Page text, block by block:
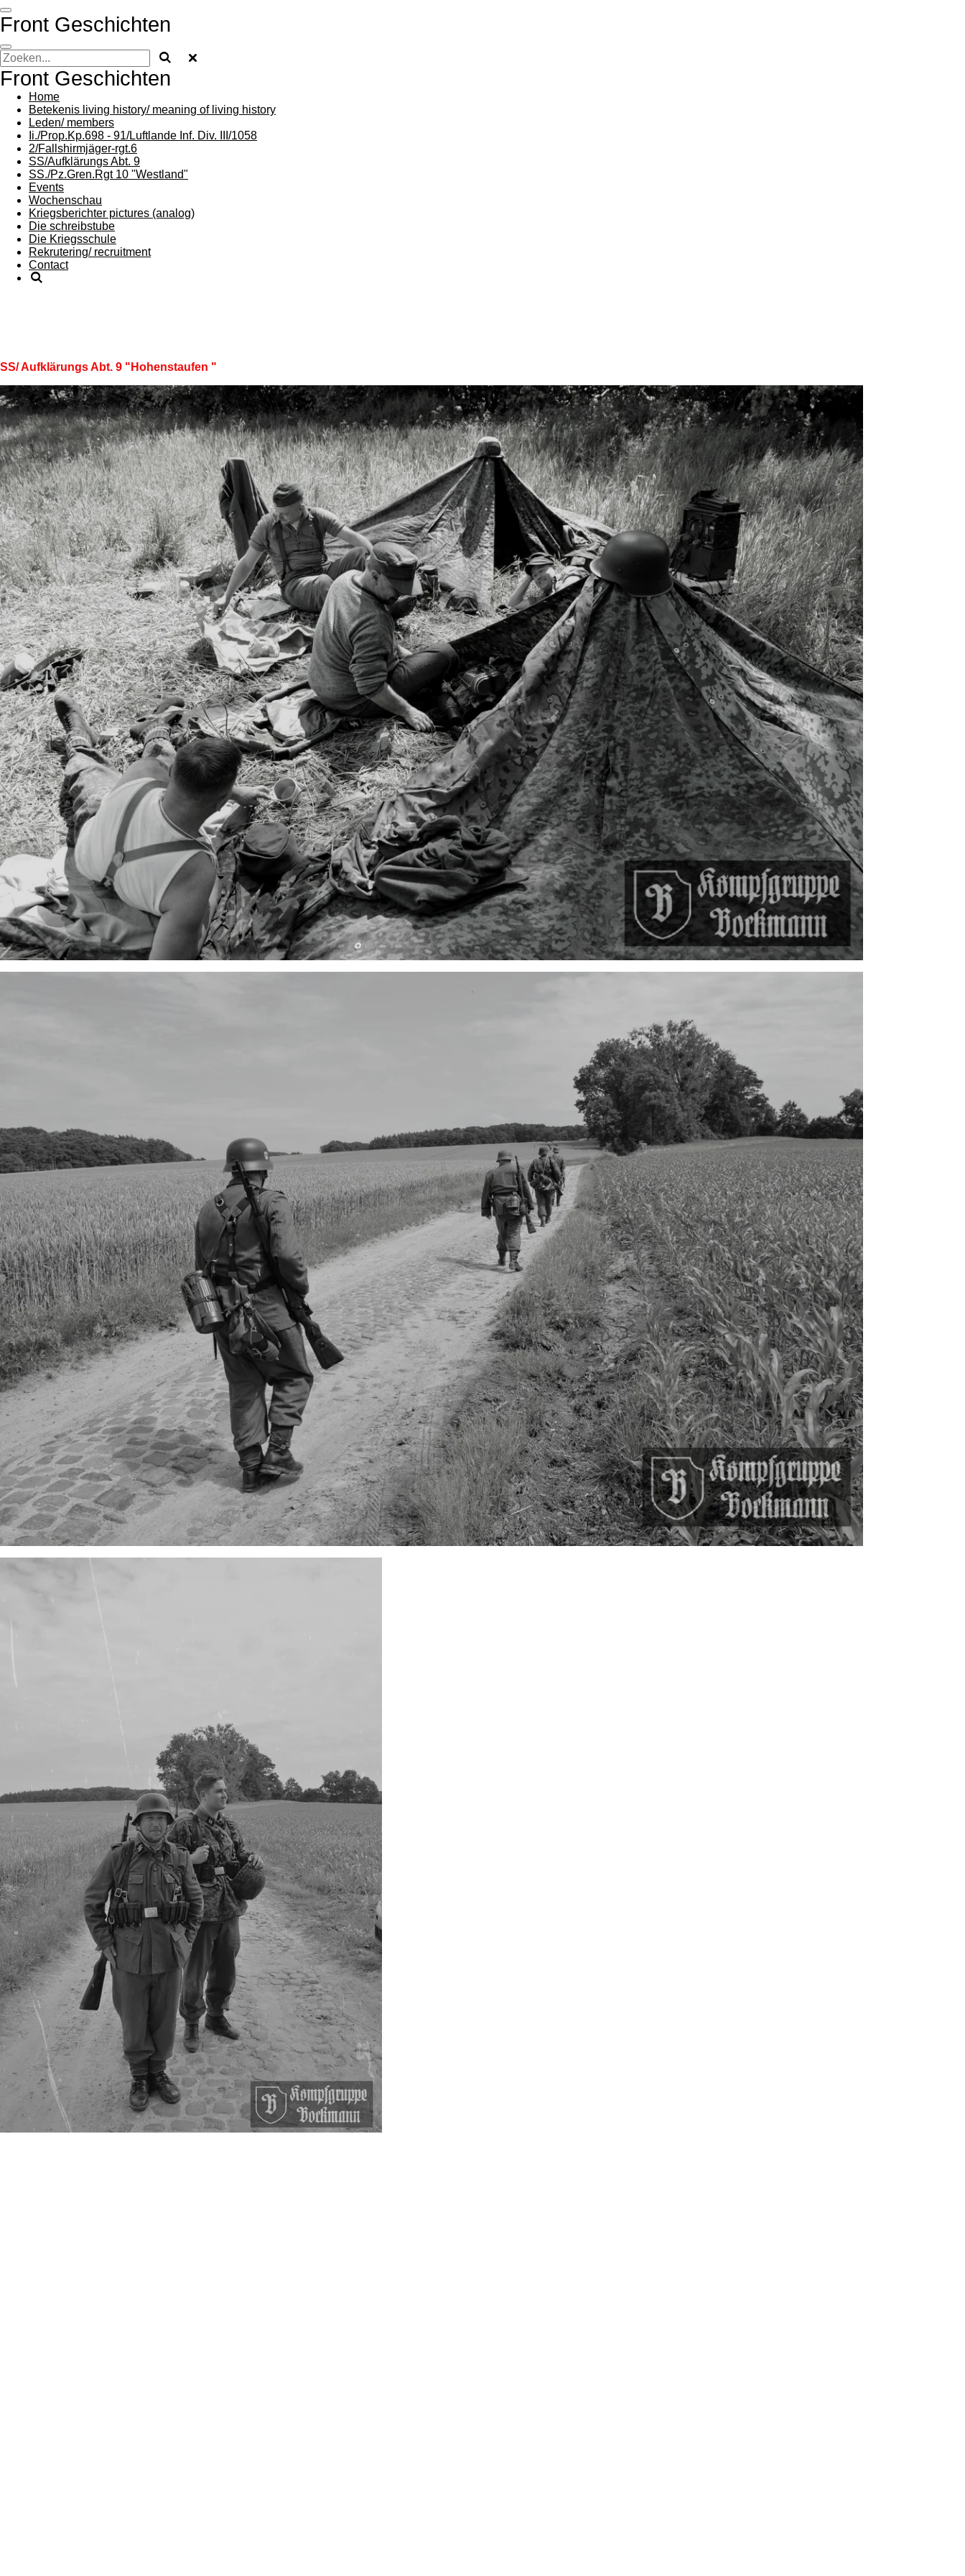
Ga
direct
de
hoofdinhoud
Front Geschichten
Front Geschichten
Home
Betekenis living history/ meaning of living history
Leden/ members
Ii./Prop.Kp.698 - 91/Luftlande Inf. Div. III/1058
2/Fallshirmjäger-rgt.6
SS/Aufklärungs Abt. 9
SS./Pz.Gren.Rgt 10 "Westland"
Events
Wochenschau
Kriegsberichter pictures (analog)
Die schreibstube
Die Kriegsschule
Rekrutering/ recruitment
Contact
SS/ Aufklärungs Abt. 9 "Hohenstaufen "